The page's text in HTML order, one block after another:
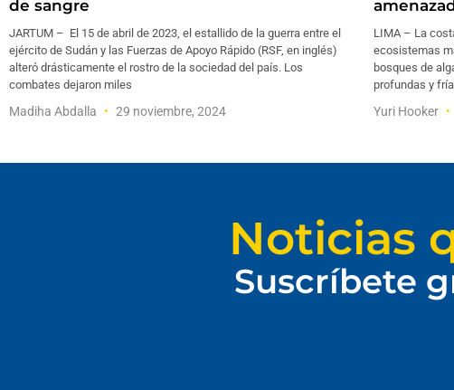
de sangre
JARTUM – El 15 de abril de 2023, el estallido de la guerra entre el
ejército de Sudán y las Fuerzas de Apoyo Rápido (RSF, en inglés)
alteró drásticamente el rostro de la sociedad del país. Los
combates dejaron miles
Madiha Abdalla 29 noviembre, 2024
LIMA – La
ecosistemas
bosques de
profundas y
Yuri Hooker
Noticias
Suscríbete